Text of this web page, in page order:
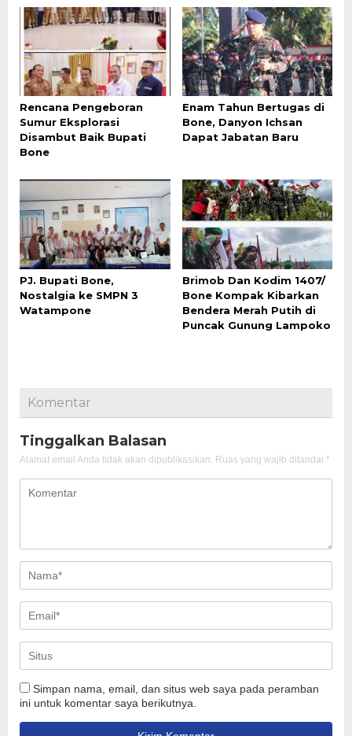
Rencana Pengeboran
Sumur Eksplorasi
Disambut Baik Bupati
Bone
Enam Tahun Bertugas di
Bone, Danyon Ichsan
Dapat Jabatan Baru
PJ. Bupati Bone,
Nostalgia ke SMPN 3
Watampone
Brimob Dan Kodim 1407/
Bone Kompak Kibarkan
Bendera Merah Putih di
Puncak Gunung Lampoko
Komentar
Tinggalkan Balasan
Alamat email Anda tidak akan dipublikasikan. Ruas yang wajib ditandai *
Simpan nama, email, dan situs web saya pada peramban
ini untuk komentar saya berikutnya.